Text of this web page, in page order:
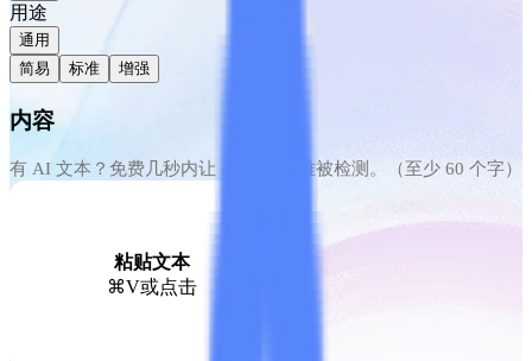
用途
通用
简易
标准 增强
内容
粘贴文本
⌘V或点击